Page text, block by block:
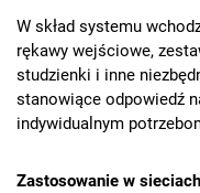
W skład systemu
rękawy wejściowe,
studzienki i inne
stanowiące odpowiedź
indywidualnym
Zastosowanie w